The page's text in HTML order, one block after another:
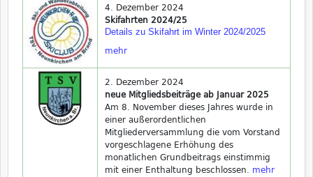
4. Dezember 2024
Skifahrten 2024/25
Details zu Skifahrt im Winter 2024/2025
mehr
2. Dezember 2024
neue Mitgliedsbeiträge ab Januar 2025
Am 8. November dieses Jahres wurde in
einer außerordentlichen
Mitgliederversammlung die vom Vorstand
vorgeschlagene Erhöhung des
monatlichen Grundbeitrags einstimmig
mit einer Enthaltung beschlossen. mehr